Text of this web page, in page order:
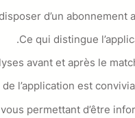
d’un
Ce qui distingue
avant et après le
l’application est
permettant d’être